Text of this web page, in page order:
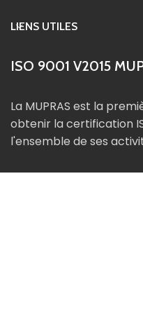
LIENS UTILES
ISO 9001 V2015
La MUPRAS est la
obtenir la certification
l'ensemble de ses